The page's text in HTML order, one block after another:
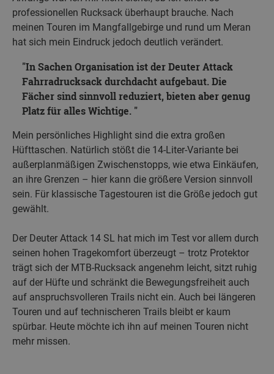
professionellen Rucksack überhaupt brauche. Nach
meinen Touren im Mangfallgebirge und rund um Meran
hat sich mein Eindruck jedoch deutlich verändert.
In Sachen Organisation ist der Deuter Attack
Fahrradrucksack durchdacht aufgebaut. Die
Fächer sind sinnvoll reduziert, bieten aber genug
Platz für alles Wichtige.
Mein persönliches Highlight sind die extra großen
Hüfttaschen. Natürlich stößt die 14-Liter-Variante bei
außerplanmäßigen Zwischenstopps, wie etwa Einkäufen,
an ihre Grenzen – hier kann die größere Version sinnvoll
sein. Für klassische Tagestouren ist die Größe jedoch gut
gewählt.
Der Deuter Attack 14 SL hat mich im Test vor allem durch
seinen hohen Tragekomfort überzeugt – trotz Protektor
trägt sich der MTB-Rucksack angenehm leicht, sitzt ruhig
auf der Hüfte und schränkt die Bewegungsfreiheit auch
auf anspruchsvolleren Trails nicht ein. Auch bei längeren
Touren und auf technischeren Trails bleibt er kaum
spürbar. Heute möchte ich ihn auf meinen Touren nicht
mehr missen.